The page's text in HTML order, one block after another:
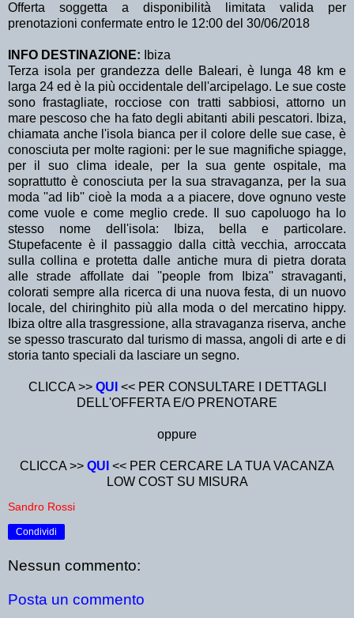
Offerta soggetta a disponibilità limitata valida per
prenotazioni confermate entro le 12:00 del 30/06/2018
INFO DESTINAZIONE:
Ibiza
Terza isola per grandezza delle Baleari, è lunga 48 km e
larga 24 ed è la più occidentale dell'arcipelago. Le sue coste
sono frastagliate, rocciose con tratti sabbiosi, attorno un
mare pescoso che ha fato degli abitanti abili pescatori. Ibiza,
chiamata anche l'isola bianca per il colore delle sue case, è
conosciuta per molte ragioni: per le sue magnifiche spiagge,
per il suo clima ideale, per la sua gente ospitale, ma
soprattutto è conosciuta per la sua stravaganza, per la sua
moda ''ad lib'' cioè la moda a a piacere, dove ognuno veste
come vuole e come meglio crede. Il suo capoluogo ha lo
stesso nome dell'isola: Ibiza, bella e particolare.
Stupefacente è il passaggio dalla città vecchia, arroccata
sulla collina e protetta dalle antiche mura di pietra dorata
alle strade affollate dai ''people from Ibiza'' stravaganti,
colorati sempre alla ricerca di una nuova festa, di un nuovo
locale, del chiringhito più alla moda o del mercatino hippy.
Ibiza oltre alla trasgressione, alla stravaganza riserva, anche
se spesso trascurato dal turismo di massa, angoli di arte e di
storia tanto speciali da lasciare un segno.
CLICCA >> QUI << PER CONSULTARE I DETTAGLI
DELL'OFFERTA E/O PRENOTARE
oppure
CLICCA >> QUI << PER CERCARE LA TUA VACANZA
LOW COST SU MISURA
Sandro Rossi
Condividi
Nessun commento:
Posta un commento